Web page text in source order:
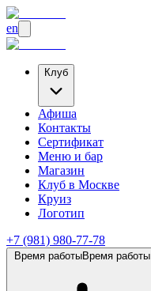
en
Клуб
Афиша
Контакты
Сертификат
Меню и бар
Магазин
Клуб в Москве
Круиз
Логотип
+7 (981) 980-77-78
Время работыВремя работы